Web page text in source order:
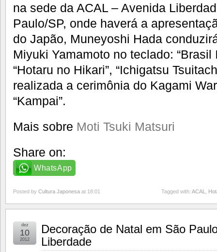
na sede da ACAL – Avenida
Paulo/SP, onde haverá a
do Japão, Muneyoshi Hada
Miyuki Yamamoto no teclado: “Brasil
“Hotaru no Hikari”, “Ichigatsu
realizada a cerimônia do Kagami
“Kampai”.
Mais sobre Moti Tsuki Matsuri
Share on:
WhatsApp
Posted by Cultura Japonesa at 18:01 Tagged with: ACAL
Decoração de Natal em São
Liberdade
dez
10
2012